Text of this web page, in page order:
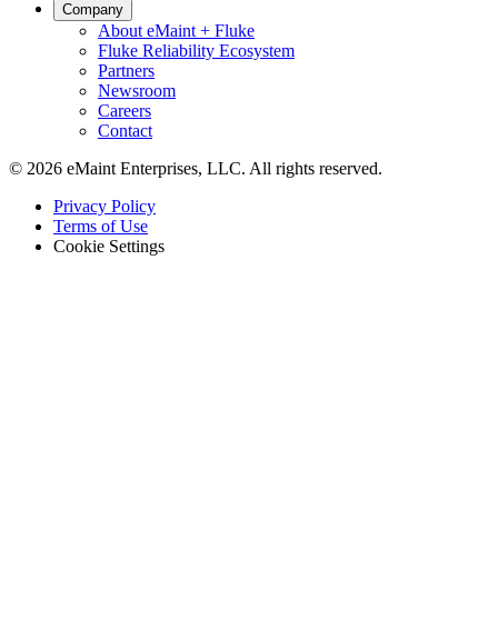
Company
About eMaint + Fluke
Fluke Reliability Ecosystem
Partners
Newsroom
Careers
Contact
© 2026 eMaint Enterprises, LLC. All rights reserved.
Footer
Legal
Privacy Policy
Terms of Use
Cookie Settings